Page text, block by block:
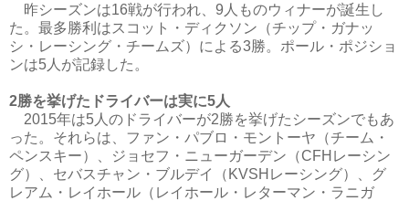
昨シーズンは16戦が行われ、9人ものウィナーが誕生し
た。最多勝利はスコット・ディクソン（チップ・ガナッ
シ・レーシング・チームズ）による3勝。ポール・ポジショ
ンは5人が記録した。
2勝を挙げたドライバーは実に5人
2015年は5人のドライバーが2勝を挙げたシーズンでもあ
った。それらは、ファン・パブロ・モントーヤ（チーム・
ペンスキー）、ジョセフ・ニューガーデン（CFHレーシン
グ）、セバスチャン・ブルデイ（KVSHレーシング）、グ
レアム・レイホール（レイホール・レターマン・ラニガ